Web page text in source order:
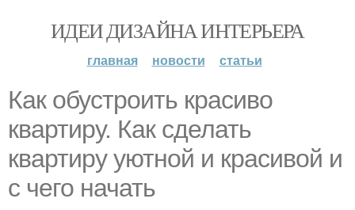
ИДЕИ ДИЗАЙНА ИНТЕРЬЕРА
главная новости статьи
Как обустроить красиво
квартиру. Как сделать
квартиру уютной и красивой и
с чего начать